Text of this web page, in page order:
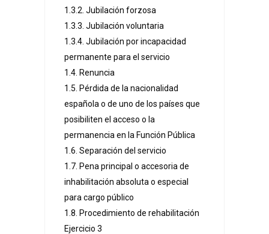
1.3.2. Jubilación forzosa
1.3.3. Jubilación voluntaria
1.3.4. Jubilación por incapacidad
permanente para el servicio
1.4. Renuncia
1.5. Pérdida de la nacionalidad
española o de uno de los países que
posibiliten el acceso o la
permanencia en la Función Pública
1.6. Separación del servicio
1.7. Pena principal o accesoria de
inhabilitación absoluta o especial
para cargo público
1.8. Procedimiento de rehabilitación
Ejercicio 3